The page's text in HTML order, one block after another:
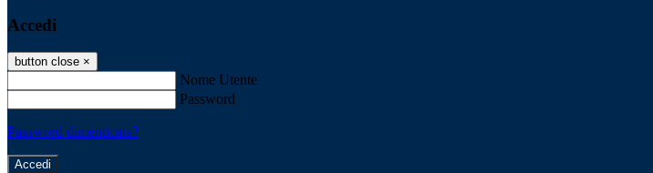
Accedi
button close ×
Nome Utente
Password
Password dimenticata?